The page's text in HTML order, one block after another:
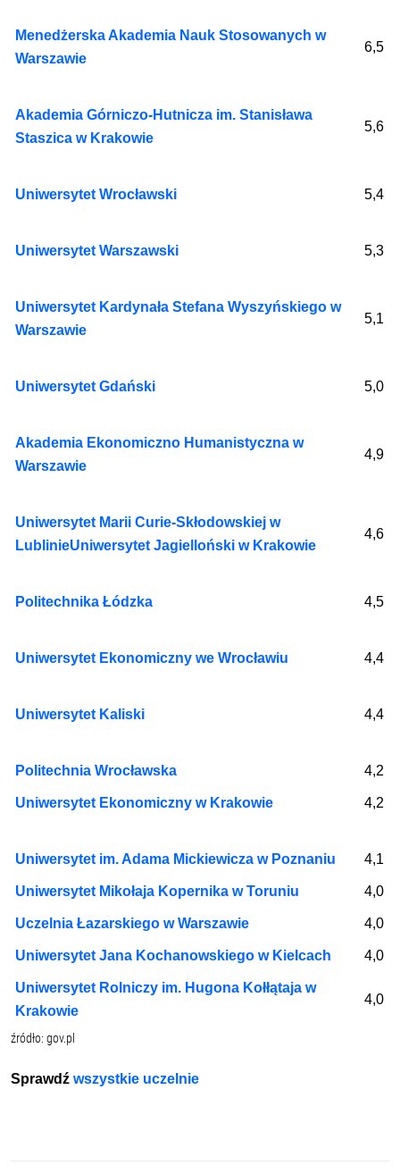
Menedżerska Akademia Nauk Stosowanych w
Warszawie
6,5
Akademia Górniczo-Hutnicza im. Stanisława
Staszica w Krakowie
5,6
Uniwersytet Wrocławski 5,4
Uniwersytet Warszawski 5,3
Uniwersytet Kardynała Stefana Wyszyńskiego w
Warszawie
5,1
Uniwersytet Gdański 5,0
Akademia Ekonomiczno Humanistyczna w
Warszawie
4,9
Uniwersytet Marii Curie-Skłodowskiej w
LublinieUniwersytet Jagielloński w Krakowie
4,6
Politechnika Łódzka 4,5
Uniwersytet Ekonomiczny we Wrocławiu 4,4
Uniwersytet Kaliski 4,4
Politechnia Wrocławska 4,2
Uniwersytet Ekonomiczny w Krakowie 4,2
Uniwersytet im. Adama Mickiewicza w Poznaniu 4,1
Uniwersytet Mikołaja Kopernika w Toruniu 4,0
Uczelnia Łazarskiego w Warszawie 4,0
Uniwersytet Jana Kochanowskiego w Kielcach 4,0
Uniwersytet Rolniczy im. Hugona Kołłątaja w
Krakowie
4,0
źródło: gov.pl
Sprawdźwszystkie uczelnie